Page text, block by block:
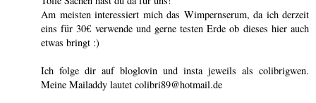
Am meisten interessiert mich das Wimpernserum, da ich derzeit
eins für 30€ verwende und gerne testen Erde ob dieses hier auch
etwas bringt :)
Ich folge dir auf bloglovin und insta jeweils als colibrigwen.
Meine Mailaddy lautet colibri89@hotmail.de